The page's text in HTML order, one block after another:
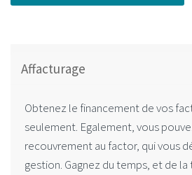
Affacturage
Obtenez le financement de vos
seulement. Egalement, vous
recouvrement au factor, qui vous
gestion. Gagnez du temps, et de